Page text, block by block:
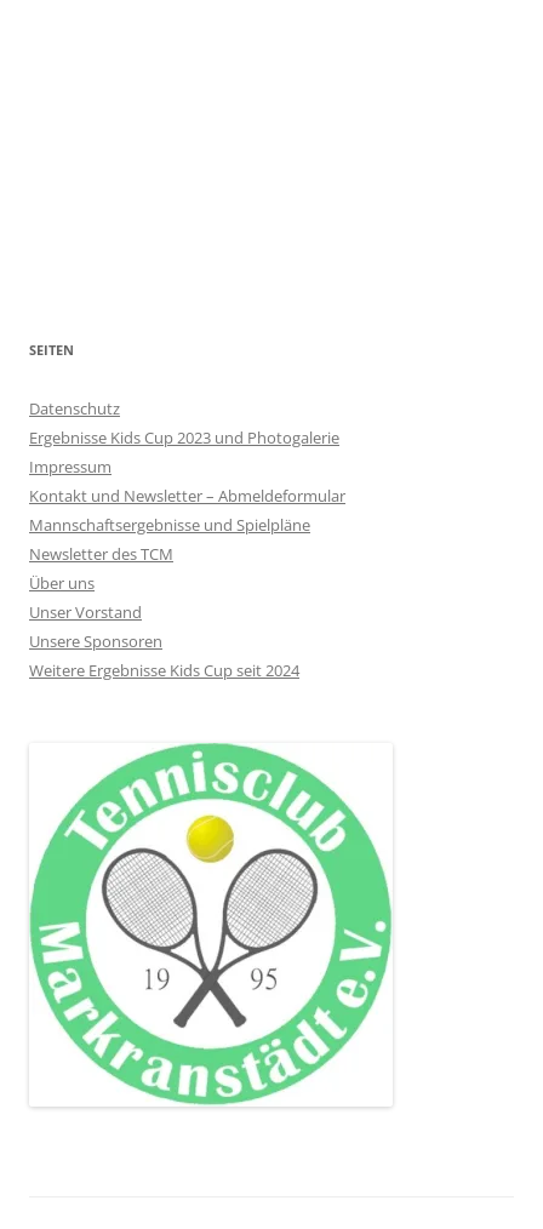
SEITEN
Datenschutz
Ergebnisse Kids Cup 2023 und Photogalerie
Impressum
Kontakt und Newsletter – Abmeldeformular
Mannschaftsergebnisse und Spielpläne
Newsletter des TCM
Über uns
Unser Vorstand
Unsere Sponsoren
Weitere Ergebnisse Kids Cup seit 2024